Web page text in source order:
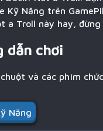
Kỹ Năng trên
a Troll này hay,
dẫn chơi
và các phím
Năng